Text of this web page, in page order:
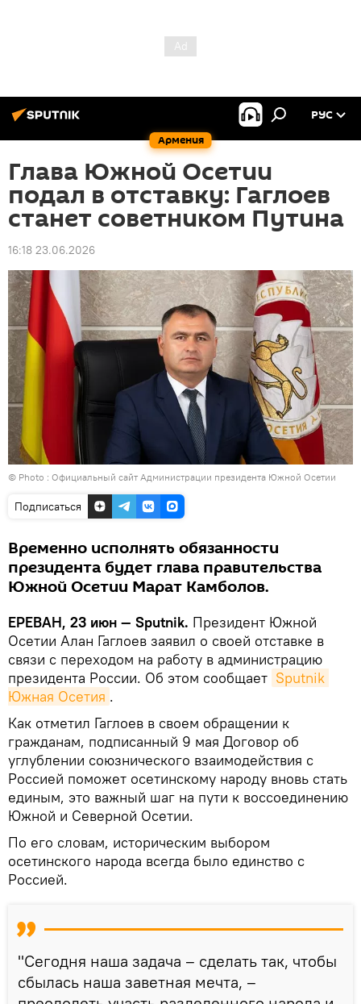
Армения
РУС
Глава Южной Осетии
подал в отставку: Гаглоев
станет советником Путина
16:18 23.06.2026
© Photo : Официальный сайт Администрации президента Южной Осетии
Подписаться
Временно исполнять обязанности
президента будет глава правительства
Южной Осетии Марат Камболов.
ЕРЕВАН, 23 июн — Sputnik. Президент Южной
Осетии Алан Гаглоев заявил о своей отставке в
связи с переходом на работу в администрацию
президента России. Об этом сообщает Sputnik
Южная Осетия .
Как отметил Гаглоев в своем обращении к
гражданам, подписанный 9 мая Договор об
углублении союзнического взаимодействия с
Россией поможет осетинскому народу вновь стать
единым, это важный шаг на пути к воссоединению
Южной и Северной Осетии.
По его словам, историческим выбором
осетинского народа всегда было единство с
Россией.
"Сегодня наша задача – сделать так, чтобы
сбылась наша заветная мечта, –